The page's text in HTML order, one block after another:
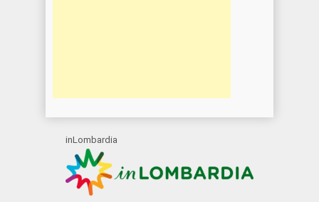
inLombardia